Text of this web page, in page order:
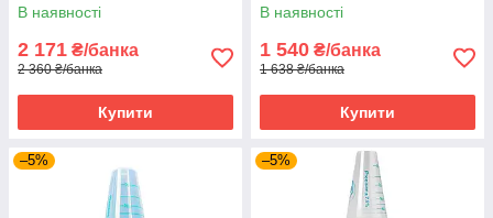
В наявності
2 171 ₴/банка
2 360 ₴/банка
Купити
В наявності
1 540 ₴/банка
1 638 ₴/банка
Купити
–5% –5%